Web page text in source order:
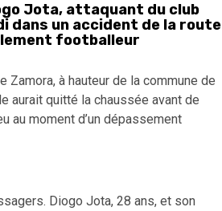
Jota, attaquant du club
dans un accident de la route
footballeur
Zamora, à hauteur de la commune de
aurait quitté la chaussée avant de
au moment d’un dépassement
Diogo Jota, 28 ans, et son